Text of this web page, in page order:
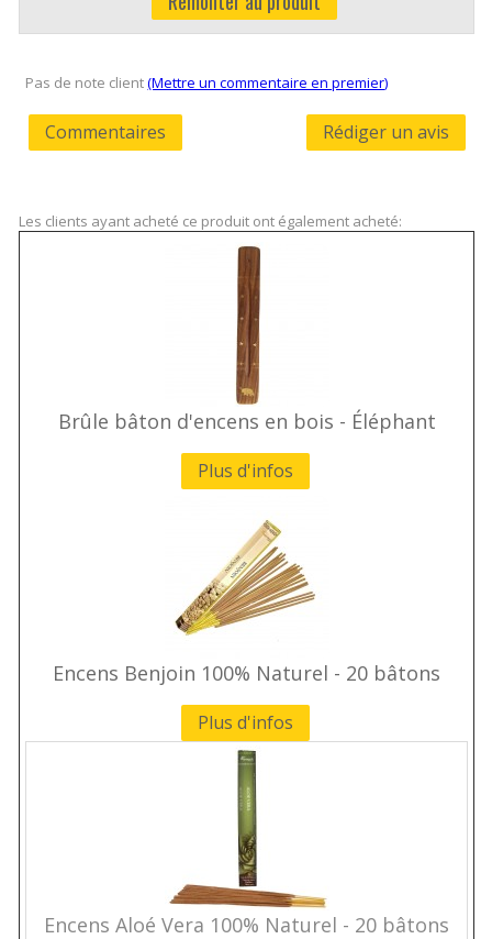
Pas de note client(Mettre un commentaire en premier)
Commentaires Rédiger un avis
Les clients ayant acheté ce produit ont également acheté:
Brûle bâton d'encens en bois - Éléphant
Plus d'infos
Encens Benjoin 100% Naturel - 20 bâtons
Plus d'infos
Encens Aloé Vera 100% Naturel - 20 bâtons